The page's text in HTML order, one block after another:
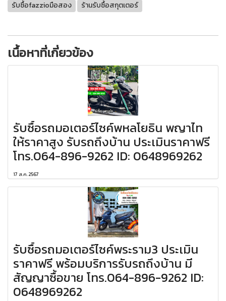
รับซื้อfazzioมือสอง ร้านรับซื้อสกุตเตอร์
เนื้อหาที่เกี่ยวข้อง
รับซื้อรถมอเตอร์ไซค์พหลโยธิน พญาไท
ให้ราคาสูง รับรถถึงบ้าน ประเมินราคาฟรี
โทร.064-896-9262 ID: 0648969262
17 ส.ค. 2567
รับซื้อรถมอเตอร์ไซค์พระราม3 ประเมิน
ราคาฟรี พร้อมบริการรับรถถึงบ้าน มี
สัญญาซื้อขาย โทร.064-896-9262 ID:
0648969262